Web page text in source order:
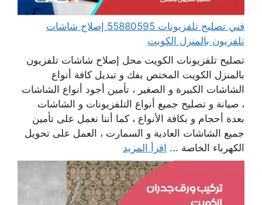
فني تصليح تلفزيونات 55880595 إصلاح شاشات
تلفزيون بالمنزل الكويت
تصليح تلفزيونات الكويت محل إصلاح شاشات تلفزيون
بالمنزل الكويت المختص بفك و تبديل كافة أنواع
الشاشات الكبيرة و الصغير ، تأمين أجود أنواع الشاشات
، صيانة و تصليح جميع أنواع التلفزيونات و الشاشات
بعدة أحجام و بكافة الأنواع ، كما أننا نعمل على تأمين
جميع الشاشات العادية و السمارت ، العمل على تحويل
الكهرباء الخاصة ... اقرأ المزيد